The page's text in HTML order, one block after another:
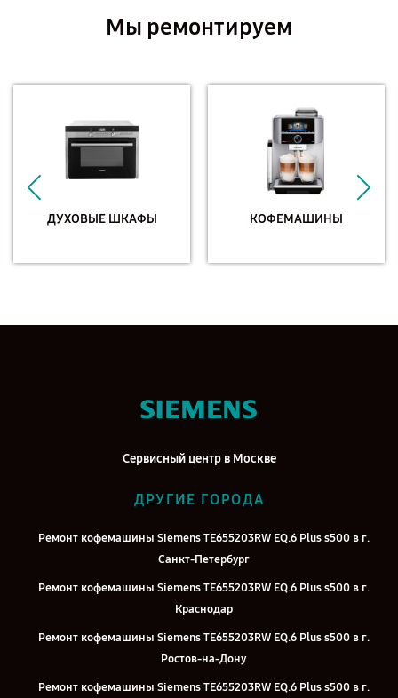
Мы ремонтируем
ДУХОВЫЕ ШКАФЫ КОФЕМАШИНЫ
Сервисный центр в Москве
ДРУГИЕ ГОРОДА
Ремонт кофемашины Siemens TE655203RW EQ.6 Plus s500 в г.
Санкт-Петербург
Ремонт кофемашины Siemens TE655203RW EQ.6 Plus s500 в г.
Краснодар
Ремонт кофемашины Siemens TE655203RW EQ.6 Plus s500 в г.
Ростов-на-Дону
Ремонт кофемашины Siemens TE655203RW EQ.6 Plus s500 в г.